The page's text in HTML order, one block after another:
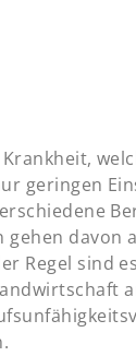
geringen
davon
Regel sind